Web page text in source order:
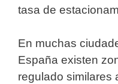
tasa de
En muchas
España existen
regulado similares